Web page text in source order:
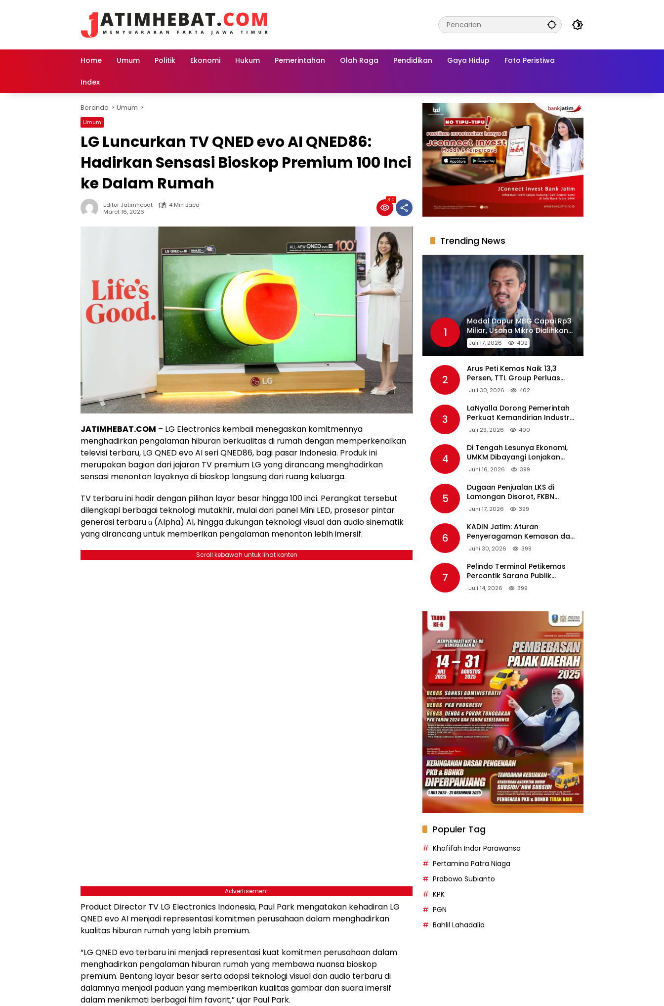
Home Umum Politik Ekonomi Hukum Pemerintahan Olah Raga Pendidikan Gaya Hidup Foto Peristiwa
Index
Beranda Umum
Umum
LG Luncurkan TV QNED evo AI QNED86:
Hadirkan Sensasi Bioskop Premium 100 Inci
ke Dalam Rumah
Editor Jatimhebat
4 Min Baca
Maret 16, 2026
310
JATIMHEBAT.COM – LG Electronics kembali menegaskan komitmennya
menghadirkan pengalaman hiburan berkualitas di rumah dengan memperkenalkan
televisi terbaru, LG QNED evo AI seri QNED86, bagi pasar Indonesia. Produk ini
merupakan bagian dari jajaran TV premium LG yang dirancang menghadirkan
sensasi menonton layaknya di bioskop langsung dari ruang keluarga.
TV terbaru ini hadir dengan pilihan layar besar hingga 100 inci. Perangkat tersebut
dilengkapi berbagai teknologi mutakhir, mulai dari panel Mini LED, prosesor pintar
generasi terbaru α (Alpha) AI, hingga dukungan teknologi visual dan audio sinematik
yang dirancang untuk memberikan pengalaman menonton lebih imersif.
Scroll kebawah untuk lihat konten
Advertisement
Product Director TV LG Electronics Indonesia, Paul Park mengatakan kehadiran LG
QNED evo AI menjadi representasi komitmen perusahaan dalam menghadirkan
kualitas hiburan rumah yang lebih premium.
“LG QNED evo terbaru ini menjadi representasi kuat komitmen perusahaan dalam
menghadirkan pengalaman hiburan rumah yang membawa nuansa bioskop
premium. Bentang layar besar serta adopsi teknologi visual dan audio terbaru di
dalamnya menjadi paduan yang memberikan kualitas gambar dan suara imersif
dalam menikmati berbagai film favorit,” ujar Paul Park.
Trending News
1
Modal Dapur MBG Capai Rp3
Miliar, Usaha Mikro Dialihkan
Jadi Pemasok
Juli 17, 2026 402
2
Arus Peti Kemas Naik 13,3
Persen, TTL Group Perluas
Konektivitas Maritim Global
Juli 30, 2026 402
3
LaNyalla Dorong Pemerintah
Perkuat Kemandirian Industri
Pertahanan Maritim Lewat PT
Juli 29, 2026 400
4
Di Tengah Lesunya Ekonomi,
UMKM Dibayangi Lonjakan
Harga BBM Nonsubsidi
Juni 16, 2026 399
5
Dugaan Penjualan LKS di
Lamongan Disorot, FKBN
Minta APH dan Dinas
Juni 17, 2026 399
6
KADIN Jatim: Aturan
Penyeragaman Kemasan dan
Larangan Bahan Tambahan
Tembakau
Juni 30, 2026 399
7
Pelindo Terminal Petikemas
Percantik Sarana Publik
Warga Ring 1 Terminal Teluk
Juli 14, 2026 399
Populer Tag
Khofifah Indar Parawansa
Pertamina Patra Niaga
Prabowo Subianto
KPK
PGN
Bahlil Lahadalia